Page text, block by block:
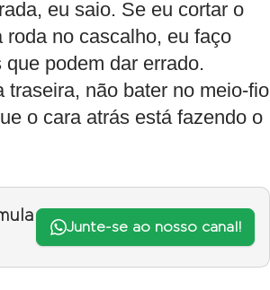
eu saio. Se eu cortar o
no cascalho, eu faço
podem dar errado.
traseira, não bater no meio-fio
o cara atrás está fazendo o
Junte-se ao nosso canal!